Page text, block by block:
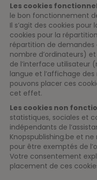
Les cookies
le bon fonctionnement
Il s’agit des cookies
cookies pour la
répartition de demandes
nombre d’ordinateurs)
de l’interface utilisateur
langue et l’affichage
pouvons placer ces
cet effet.
Les cookies non
statistiques, sociales et
indépendants de
Knopspublishing.be et
pour être exemptés de
Votre consentement
placement de ces